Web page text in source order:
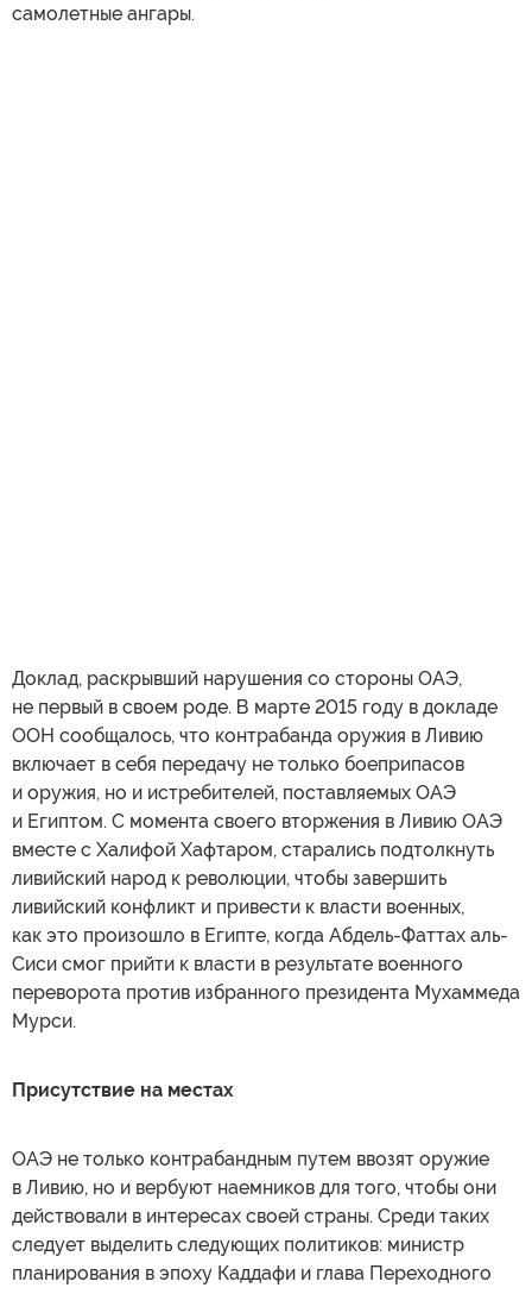
самолетные ангары.
Доклад, раскрывший нарушения со стороны ОАЭ,
не первый в своем роде. В марте 2015 году в докладе
ООН сообщалось, что контрабанда оружия в Ливию
включает в себя передачу не только боеприпасов
и оружия, но и истребителей, поставляемых ОАЭ
и Египтом. С момента своего вторжения в Ливию ОАЭ
вместе с Халифой Хафтаром, старались подтолкнуть
ливийский народ к революции, чтобы завершить
ливийский конфликт и привести к власти военных,
как это произошло в Египте, когда Абдель-Фаттах аль-
Сиси смог прийти к власти в результате военного
переворота против избранного президента Мухаммеда
Мурси.
Присутствие на местах
ОАЭ не только контрабандным путем ввозят оружие
в Ливию, но и вербуют наемников для того, чтобы они
действовали в интересах своей страны. Среди таких
следует выделить следующих политиков: министр
планирования в эпоху Каддафи и глава Переходного